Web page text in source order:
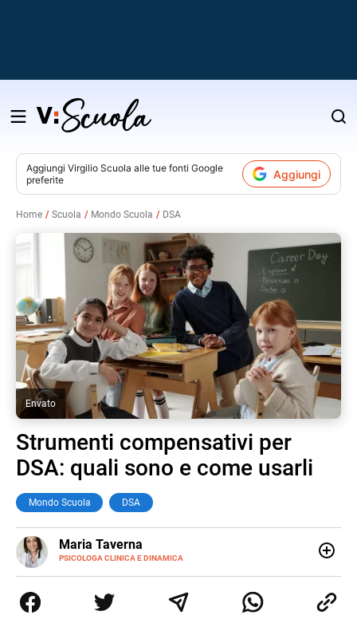
Salta
contenuto
Aggiungi Virgilio Scuola alle tue fonti Google
preferite
Aggiungi
Home Scuola Mondo Scuola DSA
Envato
Strumenti compensativi per
DSA: quali sono e come usarli
Mondo Scuola DSA
Maria Taverna
PSICOLOGA CLINICA E DINAMICA
E-
MAIL
LINKEDIN
processi di comunicazione efficace. La sua esperienza
pluridecennale nel campo delle disabilità le ha permesso